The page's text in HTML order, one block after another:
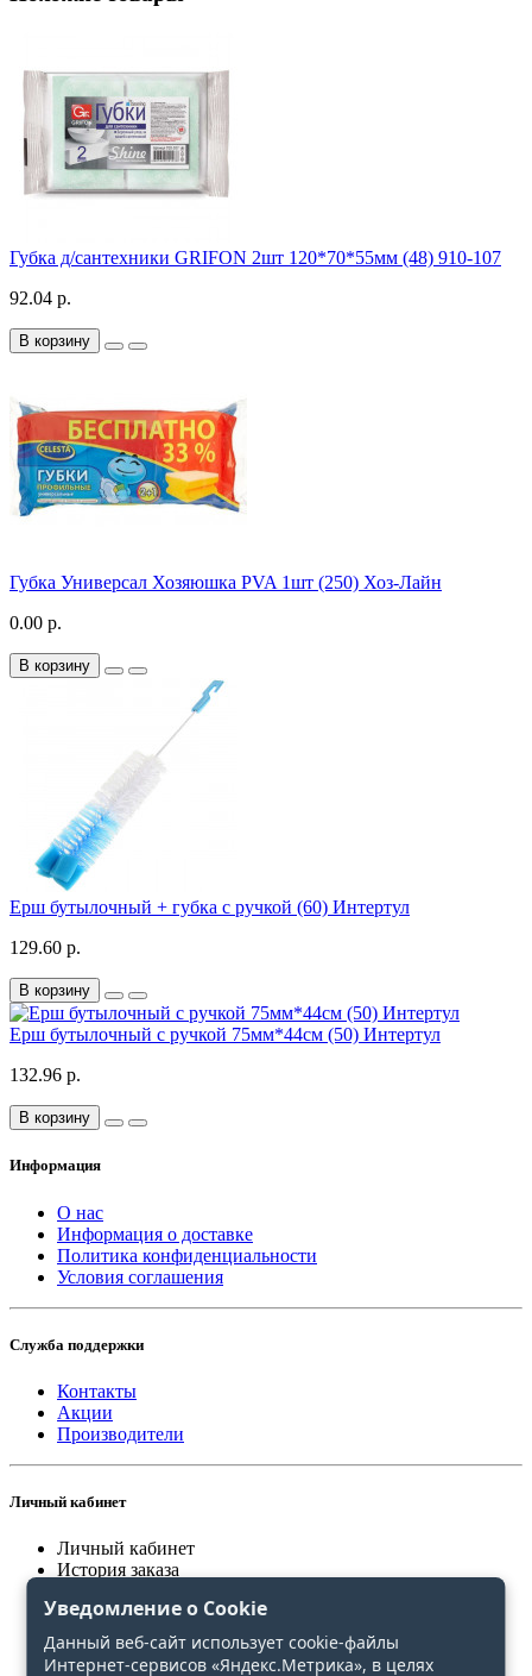
Губка д/сантехники GRIFON 2шт 120*70*55мм (48) 910-107
92.04 р.
В корзину
Губка Универсал Хозяюшка PVA 1шт (250) Хоз-Лайн
0.00 р.
В корзину
Ерш бутылочный + губка с ручкой (60) Интертул
129.60 р.
В корзину
Ерш бутылочный с ручкой 75мм*44см (50) Интертул
132.96 р.
В корзину
Информация
О нас
Информация о доставке
Политика конфиденциальности
Условия соглашения
Служба поддержки
Контакты
Акции
Производители
Личный кабинет
Личный кабинет
История заказа
Сравнение
Уведомление о Cookie
Данный веб-сайт использует cookie-файлы
Интернет-сервисов «Яндекс.Метрика», в целях